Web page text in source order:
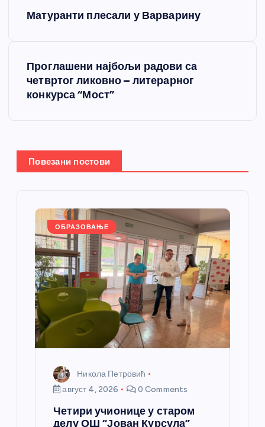
њ
е
Матуранти плесали у Варварину
Проглашени најбољи радови са
четвртог ликовно – литерарног
конкурса “Мост”
Повезани постови
ОБРАЗОВАЊЕ
Никола Петровић
август 4, 2026
0 Comments
Четири учионице у старом
делу ОШ “Јован Курсула”